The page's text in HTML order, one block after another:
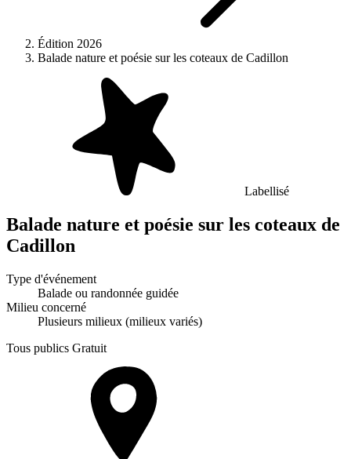
Édition 2026
Balade nature et poésie sur les coteaux de Cadillon
Labellisé
Balade nature et poésie sur les coteaux de
Cadillon
Type d'événement
Balade ou randonnée guidée
Milieu concerné
Plusieurs milieux (milieux variés)
Tous publics Gratuit